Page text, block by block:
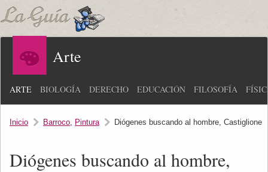
Arte
ARTE BIOLOGÍA DERECHO EDUCACIÓN FILOSOFÍA
Inicio Barroco, Pintura Diógenes buscando al hombre, Castiglione
Diógenes buscando al hombre,